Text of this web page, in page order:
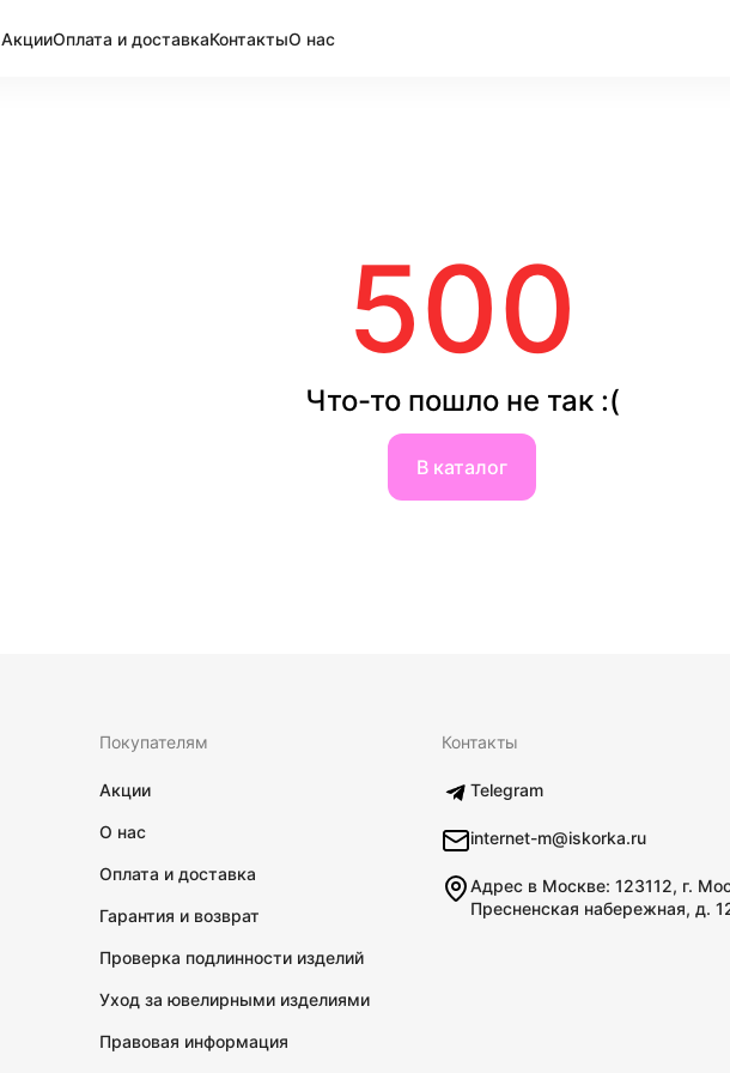
АкцииОплата и доставкаКонтактыО нас
500
Что-то пошло не так :(
В каталог
Покупателям
Акции
О нас
Оплата и доставка
Гарантия и возврат
Проверка подлинности изделий
Уход за ювелирными изделиями
Правовая информация
Контакты
Telegram
internet-m@iskorka.ru
Адрес в Москве: 123112, г.
Пресненская набережная, д.